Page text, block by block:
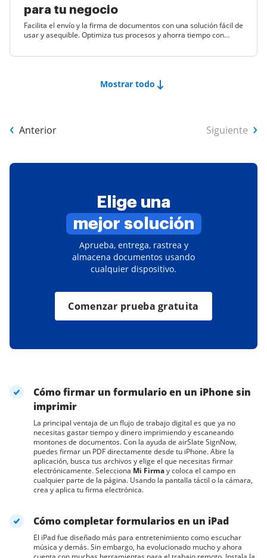
para tu negocio
Facilita el envío y la firma de documentos con una solución fácil de
usar y asequible. Optimiza tus procesos y ahorra tiempo con
Mostrar todo
Anterior Siguiente
Elige una
mejor solución
Aprueba, entrega, rastrea y
almacena documentos usando
cualquier dispositivo.
Comenzar prueba gratuita
Cómo firmar un formulario en un iPhone sin
imprimir
La principal ventaja de un flujo de trabajo digital es que ya no
necesitas gastar tiempo y dinero imprimiendo y escaneando
montones de documentos. Con la ayuda de airSlate SignNow,
puedes firmar un PDF directamente desde tu iPhone. Abre la
aplicación, busca tus archivos y elige el que necesitas firmar
electrónicamente. Selecciona Mi Firmay coloca el campo en
cualquier parte de la página. Usando la pantalla táctil o la cámara,
crea y aplica tu firma electrónica.
Cómo completar formularios en un iPad
El iPad fue diseñado más para entretenimiento como escuchar
música y demás. Sin embargo, ha evolucionado mucho y ahora